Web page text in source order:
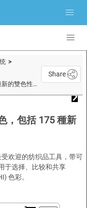
pantone 棉片套裝 2800 種顏色，包括 175 種新的雙色性顏色
Share
，包括 175 種新
欢迎的纺织品工具，带可
于选择、比较和共享
色彩。